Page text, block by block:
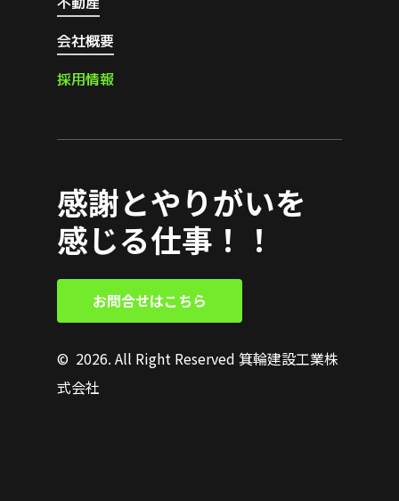
会社概要
採用情報
感謝とやりがいを
感じる仕事！！
お問合せはこ ちら
© 2026. All Right Reserved 箕輪建設工業株
式会社